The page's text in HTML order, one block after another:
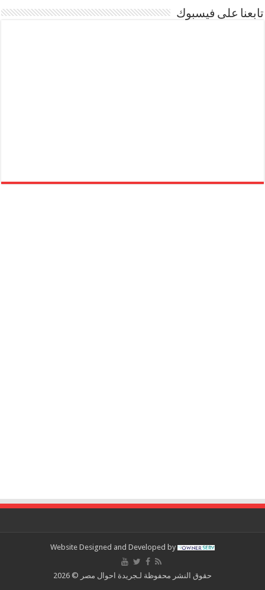
تابعنا على فيسبوك
Website Designed and Developed by
حقوق النشر محفوظة لـجريدة احوال مصر © 2026